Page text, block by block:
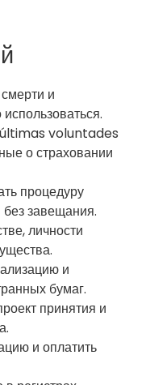
и
voluntades
о страховании
процедуру
завещания.
личности
и
бумаг.
принятия и
и оплатить